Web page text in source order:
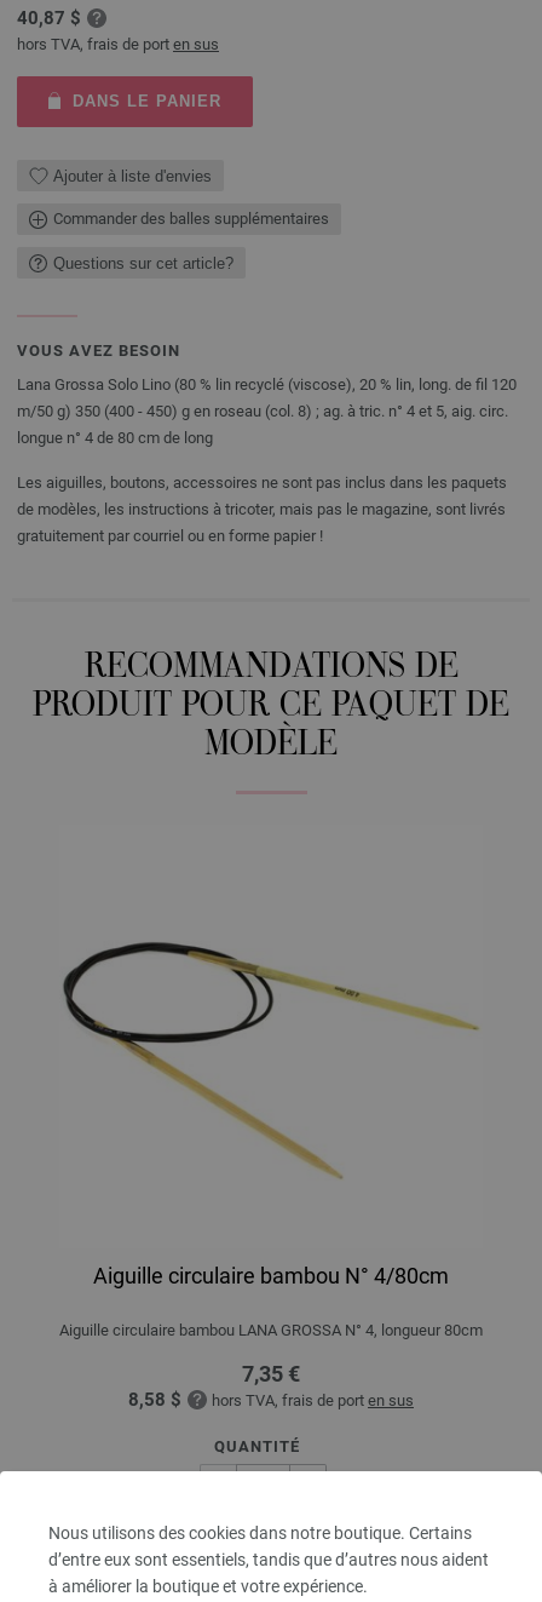
Nous utilisons des cookies dans notre boutique. Certains
d’entre eux sont essentiels, tandis que d’autres nous aident
à améliorer la boutique et votre expérience.
40,87 $
hors TVA, frais de port en sus
DANS LE PANIER
Ajouter à liste d'envies
Commander des balles supplémentaires
Questions sur cet article?
VOUS AVEZ BESOIN
Lana Grossa Solo Lino (80 % lin recyclé (viscose), 20 % lin, long. de fil 120
m/50 g) 350 (400 - 450) g en roseau (col. 8) ; ag. à tric. n° 4 et 5, aig. circ.
longue n° 4 de 80 cm de long
Les aiguilles, boutons, accessoires ne sont pas inclus dans les paquets
de modèles, les instructions à tricoter, mais pas le magazine, sont livrés
gratuitement par courriel ou en forme papier !
RECOMMANDATIONS DE
PRODUIT POUR CE PAQUET DE
MODÈLE
Aiguille circulaire bambou N° 4/80cm
Aiguille circulaire bambou LANA GROSSA N° 4, longueur 80cm
7,35 €
8,58 $ hors TVA, frais de port en sus
QUANTITÉ
DANS LE PANIER